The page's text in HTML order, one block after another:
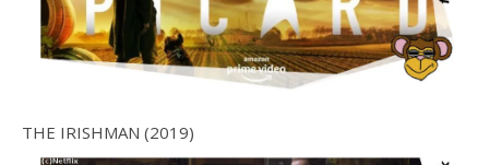
THE IRISHMAN (2019)